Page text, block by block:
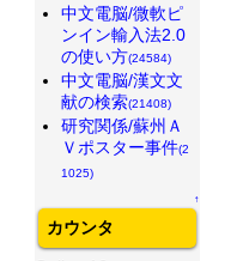
中文電脳/微軟ピ
ンイン輸入法2.0
の使い方(24584)
中文電脳/漢文文
献の検索(21408)
研究関係/蘇州Ａ
Ｖポスター事件(2
1025)
↑
カウンタ